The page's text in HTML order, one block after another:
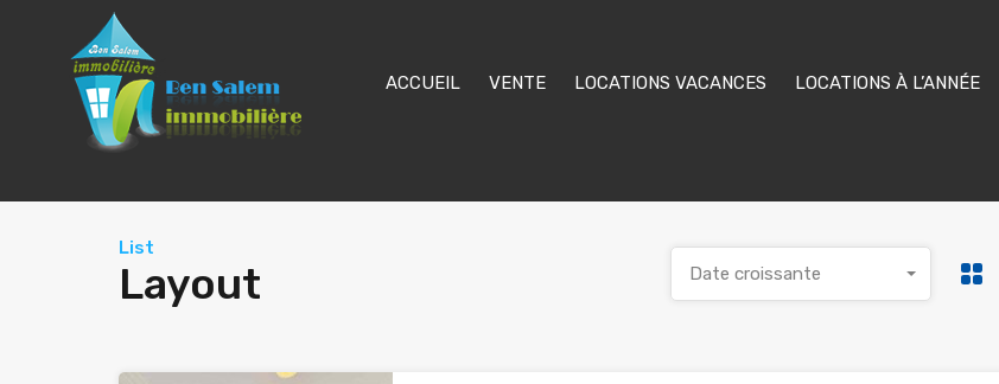
ACCUEIL VENTE LOCATIONS VACANCES LOCATIONS À L’ANNÉE
List
Layout Date croissante